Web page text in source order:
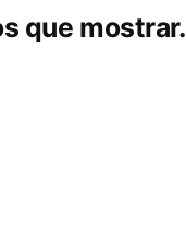
que mostrar.